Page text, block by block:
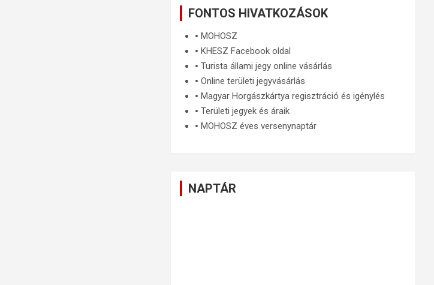
FONTOS HIVATKOZÁSOK
🞄MOHOSZ
🞄KHESZ Facebook oldal
🞄Turista állami jegy online vásárlás
🞄Online területi jegyvásárlás
🞄Magyar Horgászkártya regisztráció és igénylés
🞄Területi jegyek és áraik
🞄MOHOSZ éves versenynaptár
NAPTÁR